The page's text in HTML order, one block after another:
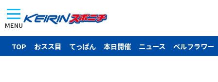
MENU
TOP おスス目 てっぱん 本日開催 ニュース ベルフラワー